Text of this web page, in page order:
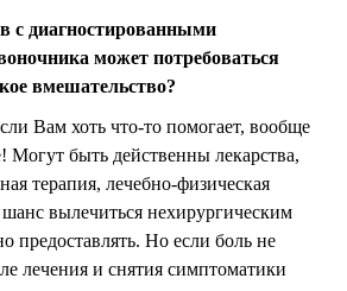
с диагностированными
может потребоваться
вмешательство?
Вам хоть что-то помогает, вообще
Могут быть действенны лекарства,
терапия, лечебно-физическая
шанс вылечиться нехирургическим
предоставлять. Но если боль не
лечения и снятия симптоматики